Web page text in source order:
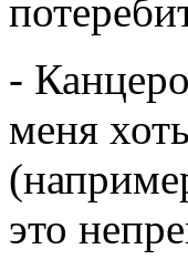
-
меня
это